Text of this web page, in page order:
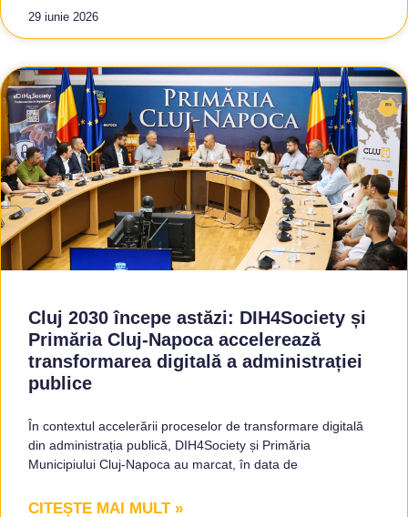
29 iunie 2026
Cluj 2030 începe astăzi: DIH4Society și
Primăria Cluj-Napoca accelerează
transformarea digitală a administrației
publice
În contextul accelerării proceselor de transformare digitală
din administrația publică, DIH4Society și Primăria
Municipiului Cluj-Napoca au marcat, în data de
CITEȘTE MAI MULT »